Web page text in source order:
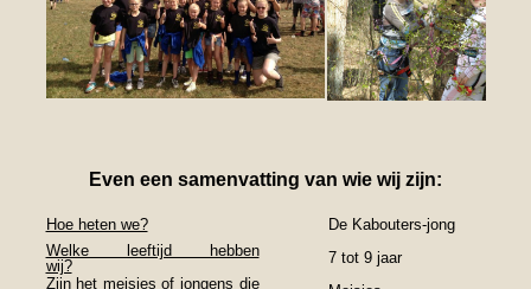
Even een samenvatting van wie wij zijn:
Hoe heten we?
De Kabouters-jong
Welke leeftijd hebben
wij?
7 tot 9 jaar
Zijn het meisjes of jongens die